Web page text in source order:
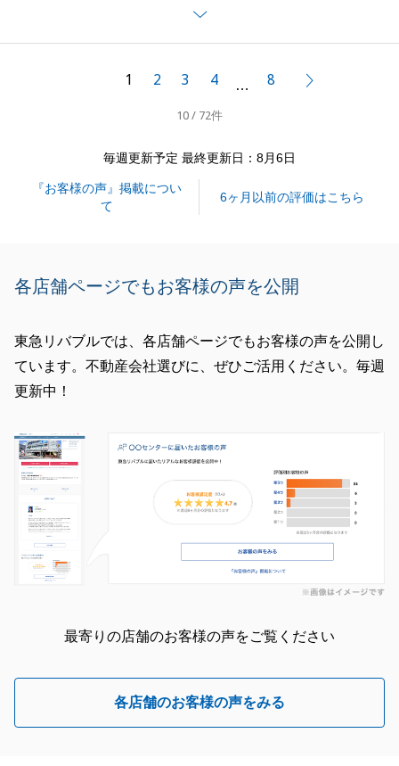
お客様のご要望に寄り添い、安心してお取引いただけ
るよう努めることが弊社の使命と考えておりますの
て、担当としても大変嬉しく、身の引き締まる思いで
明な点がございましたら、いつでもお気軽にご連絡下
さい。
今後とも末永いお付き合いのほど、よろしくお願い申
1 2 3 4 … 8
10 / 72件
毎週更新予定 最終更新日：8月6日
『お客様の声』掲載につい
て
6ヶ月以前の評価はこちら
各店舗ページでもお客様の声を公開
東急リバブルでは、各店舗ページでもお客様の声を公開し
ています。不動産会社選びに、ぜひご活用ください。毎週
更新中！
最寄りの店舗のお客様の声をご覧ください
各店舗のお客様の声をみる